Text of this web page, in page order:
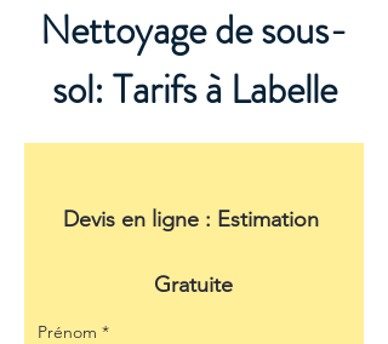
Nettoyage de sous-
sol: Tarifs à Labelle
Devis en ligne : Estimation
Gratuite
Prénom *